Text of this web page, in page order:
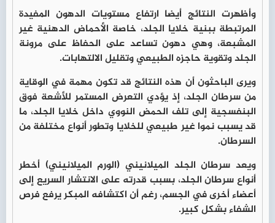
وأظهرت النتائج أيضا ارتفاع مستويات الدهون المفيدة
المرتبطة ببنية خلايا الجلد، خاصة الأحماض الدهنية غير
المشبعة، وهي دهون تساعد على الحفاظ على مرونة
الجلد وتقوية حاجزه الطبيعي وتقليل الالتهابات.
ويرى الباحثون أن هذه النتائج قد تكون مهمة في الوقاية
من سرطان الجلد، إذ يؤدي التعرض المستمر للأشعة فوق
البنفسجية إلى تلف الحمض النووي داخل خلايا الجلد، ما
قد يسبب نموا غير طبيعي للخلايا وتطور أنواع مختلفة من
السرطان.
ويعد سرطان الجلد الميلانيني (الورم الميلانيني) أخطر
أنواع سرطان الجلد، بسبب قدرته على الانتشار السريع إلى
أعضاء أخرى في الجسم، رغم أن اكتشافه المبكر يرفع فرص
الشفاء بشكل كبير.